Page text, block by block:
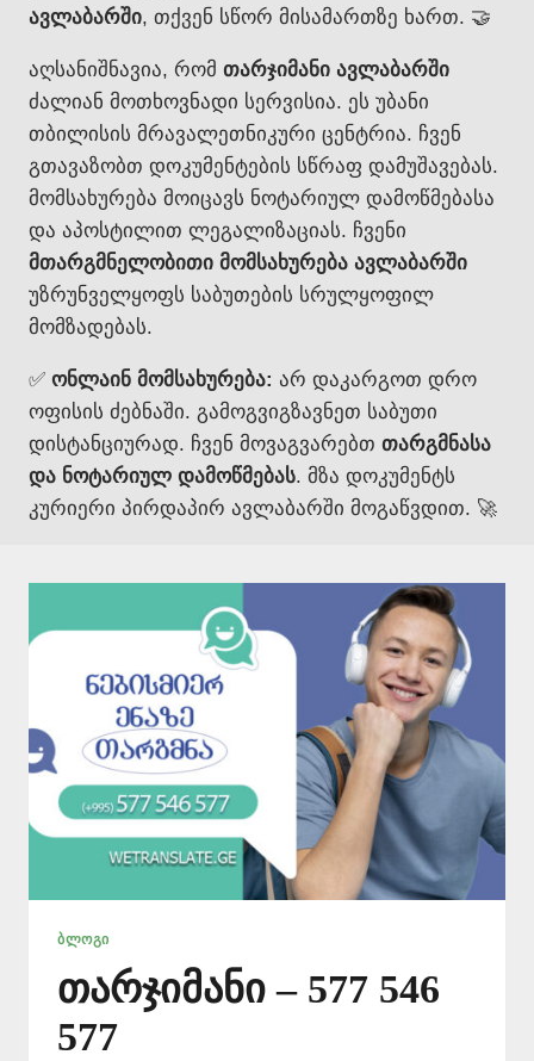
ავლაბარში, თქვენ სწორ მისამართზე ხართ. 🤝
აღსანიშნავია, რომ თარჯიმანი ავლაბარში
ძალიან მოთხოვნადი სერვისია. ეს უბანი
თბილისის მრავალეთნიკური ცენტრია. ჩვენ
გთავაზობთ დოკუმენტების სწრაფ დამუშავებას.
მომსახურება მოიცავს ნოტარიულ დამოწმებასა
და აპოსტილით ლეგალიზაციას. ჩვენი
მთარგმნელობითი მომსახურება ავლაბარში
უზრუნველყოფს საბუთების სრულყოფილ
მომზადებას.
✅ ონლაინ მომსახურება: არ დაკარგოთ დრო
ოფისის ძებნაში. გამოგვიგზავნეთ საბუთი
დისტანციურად. ჩვენ მოვაგვარებთ თარგმნასა
და ნოტარიულ დამოწმებას. მზა დოკუმენტს
კურიერი პირდაპირ ავლაბარში მოგაწვდით. 🚀
ᲑᲚᲝᲒᲘ
თარჯიმანი – 577 546
577